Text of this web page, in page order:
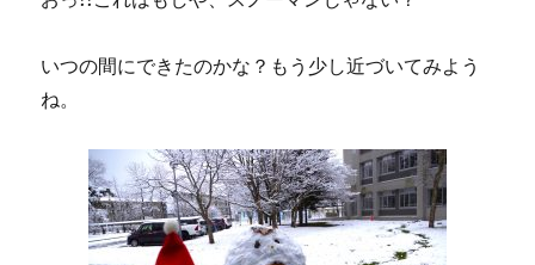
いつの間にできたのかな？もう少し近づいてみよう
ね。